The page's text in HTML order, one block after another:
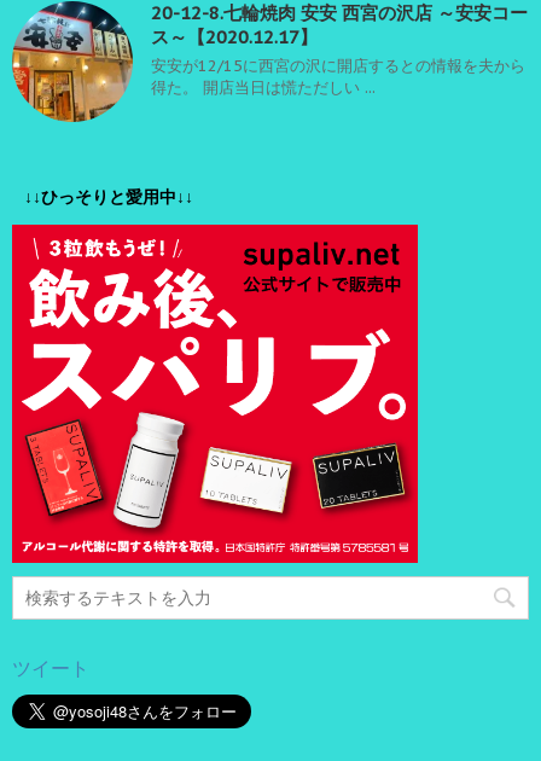
20-12-8.七輪焼肉 安安 西宮の沢店 ～安安コー
ス～【2020.12.17】
安安が12/15に西宮の沢に開店するとの情報を夫から
得た。 開店当日は慌ただしい ...
↓↓ひっそりと愛用中↓↓
ツイート